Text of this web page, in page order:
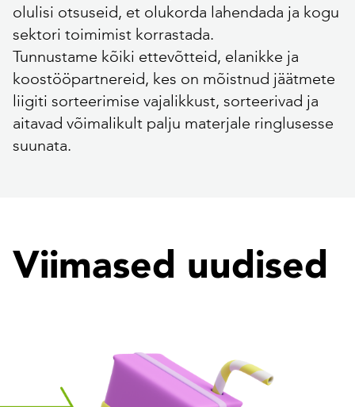
olulisi otsuseid, et olukorda lahendada ja kogu
sektori toimimist korrastada.
Tunnustame kõiki ettevõtteid, elanikke ja
koostööpartnereid, kes on mõistnud jäätmete
liigiti sorteerimise vajalikkust, sorteerivad ja
aitavad võimalikult palju materjale ringlusesse
suunata.
Viimased uudised